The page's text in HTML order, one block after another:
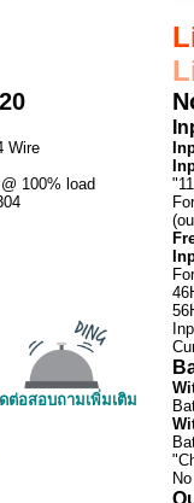
Wire
100% load
ต่อสอบถามเพิ่มเติม